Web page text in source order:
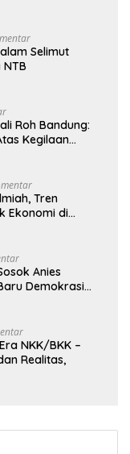
Selimut
Roh Bandung:
Kegilaan
Tren
Ekonomi di
Anies
Demokrasi
NKK/BKK –
Realitas,